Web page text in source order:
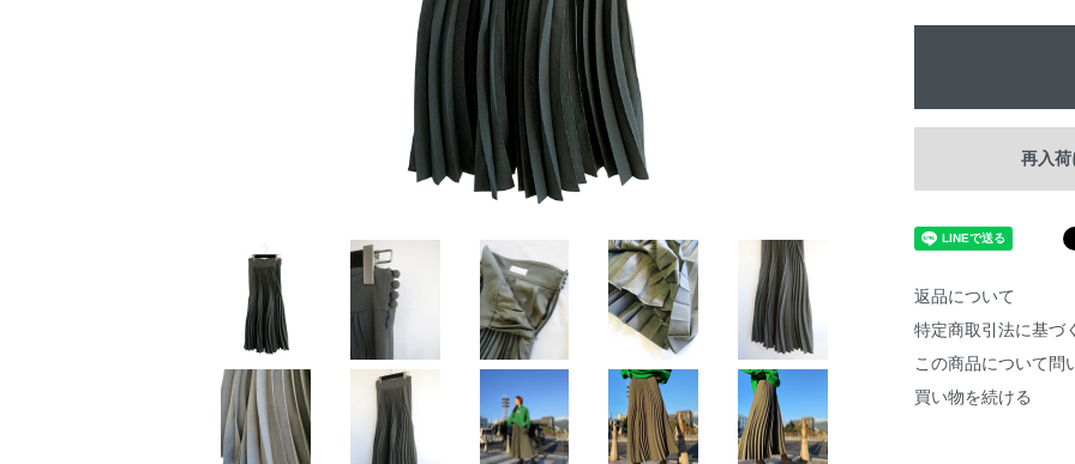
再入
返品について
特定商取引法に基づ
この商品について問
買い物を続ける